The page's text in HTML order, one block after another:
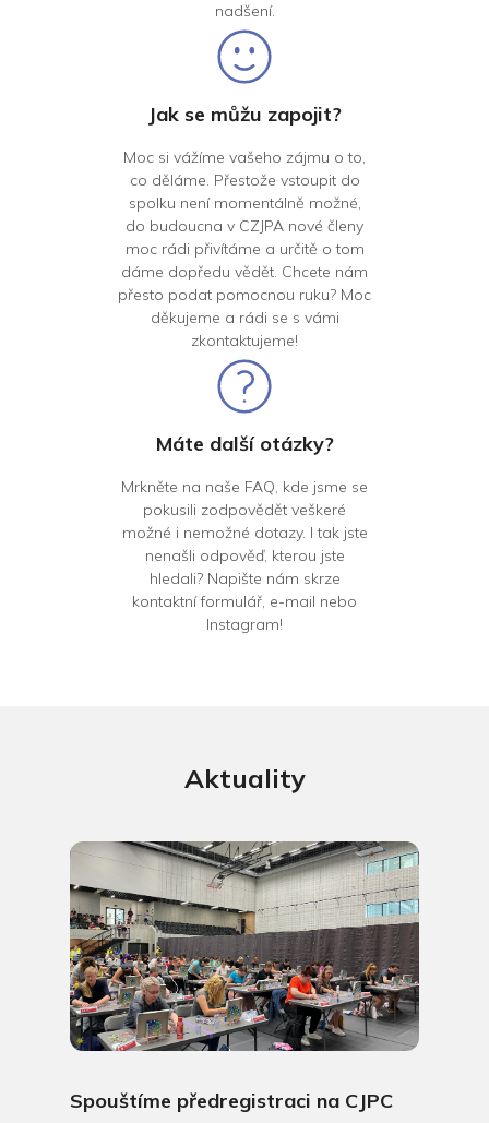
nadšení.
Jak se můžu zapojit?
Moc si vážíme vašeho zájmu o to,
co děláme. Přestože vstoupit do
spolku není momentálně možné,
do budoucna v CZJPA nové členy
moc rádi přivítáme a určitě o tom
dáme dopředu vědět. Chcete nám
přesto podat pomocnou ruku? Moc
děkujeme a rádi se s vámi
zkontaktujeme!
Máte další otázky?
Mrkněte na naše FAQ, kde jsme se
pokusili zodpovědět veškeré
možné i nemožné dotazy. I tak jste
nenašli odpověď, kterou jste
hledali? Napište nám skrze
kontaktní formulář, e-mail nebo
Instagram!
Aktuality
Spouštíme předregistraci na CJPC